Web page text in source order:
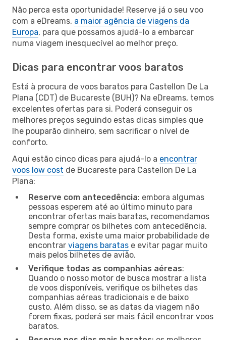
Não perca esta oportunidade! Reserve já o seu voo
com a eDreams, a maior agência de viagens da
Europa, para que possamos ajudá-lo a embarcar
numa viagem inesquecível ao melhor preço.
Dicas para encontrar voos baratos
Está à procura de voos baratos para Castellon De La
Plana (CDT) de Bucareste (BUH)? Na eDreams, temos
excelentes ofertas para si. Poderá conseguir os
melhores preços seguindo estas dicas simples que
lhe pouparão dinheiro, sem sacrificar o nível de
conforto.
Aqui estão cinco dicas para ajudá-lo a encontrar
voos low cost de Bucareste para Castellon De La
Plana:
Reserve com antecedência: embora algumas
pessoas esperem até ao último minuto para
encontrar ofertas mais baratas, recomendamos
sempre comprar os bilhetes com antecedência.
Desta forma, existe uma maior probabilidade de
encontrar viagens baratas e evitar pagar muito
mais pelos bilhetes de avião.
Verifique todas as companhias aéreas:
Quando o nosso motor de busca mostrar a lista
de voos disponíveis, verifique os bilhetes das
companhias aéreas tradicionais e de baixo
custo. Além disso, se as datas da viagem não
forem fixas, poderá ser mais fácil encontrar voos
baratos.